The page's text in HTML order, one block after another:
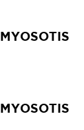
MYOSOTIS
MYOSOTIS